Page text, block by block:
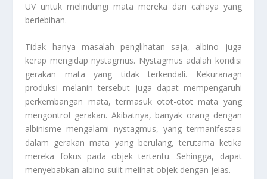
UV untuk melindungi mata mereka dari cahaya yang
berlebihan.
Tidak hanya masalah penglihatan saja, albino juga
kerap mengidap nystagmus. Nystagmus adalah kondisi
gerakan mata yang tidak terkendali. Kekuranagn
produksi melanin tersebut juga dapat mempengaruhi
perkembangan mata, termasuk otot-otot mata yang
mengontrol gerakan. Akibatnya, banyak orang dengan
albinisme mengalami nystagmus, yang termanifestasi
dalam gerakan mata yang berulang, terutama ketika
mereka fokus pada objek tertentu. Sehingga, dapat
menyebabkan albino sulit melihat objek dengan jelas.